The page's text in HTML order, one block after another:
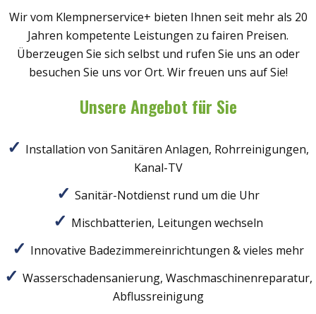
Wir vom Klempnerservice+ bieten Ihnen seit mehr als 20
Jahren kompetente Leistungen zu fairen Preisen.
Überzeugen Sie sich selbst und rufen Sie uns an oder
besuchen Sie uns vor Ort. Wir freuen uns auf Sie!
Unsere Angebot für Sie
Installation von Sanitären Anlagen, Rohrreinigungen,
Kanal-TV
Sanitär-Notdienst rund um die Uhr
Mischbatterien, Leitungen wechseln
Innovative Badezimmereinrichtungen & vieles mehr
Wasserschadensanierung, Waschmaschinenreparatur,
Abflussreinigung